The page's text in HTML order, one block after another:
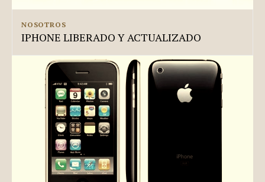
NOSOTROS
IPHONE LIBERADO Y ACTUALIZADO